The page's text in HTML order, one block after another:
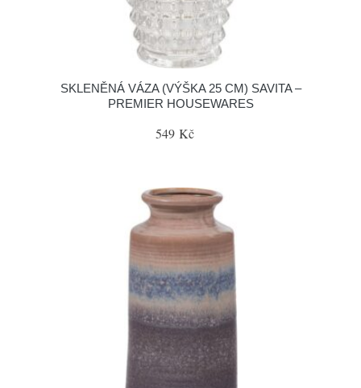
SKLENĚNÁ VÁZA (VÝŠKA 25 CM) SAVITA –
PREMIER HOUSEWARES
549 Kč